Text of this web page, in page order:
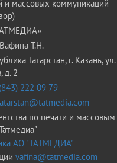
и массовых коммуникаций
Т.Н.
Татарстан, г. Казань, ул.
д. 2
222 09 79
по печати и массовым
АО "ТАТМЕДИА"
vafina@tatmedia.com